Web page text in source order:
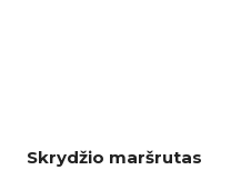
Skrydžio maršrutas